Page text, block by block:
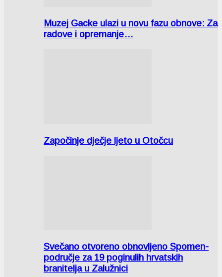
Muzej Gacke ulazi u novu fazu obnove: Za
radove i opremanje…
Započinje dječje ljeto u Otočcu
Svečano otvoreno obnovljeno Spomen-
područje za 19 poginulih hrvatskih
branitelja u Zalužnici